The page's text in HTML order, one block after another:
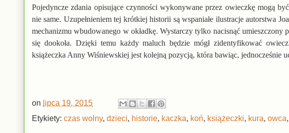
Pojedyncze zdania opisujące czynności wykonywane przez owieczkę mogą
nie same. Uzupełnieniem tej krótkiej historii są wspaniałe ilustracje autorstwa
mechanizmu wbudowanego w okładkę. Wystarczy tylko nacisnąć
się dookoła. Dzięki temu każdy maluch będzie mógł zidentyfikować
książeczka Anny Wiśniewskiej jest kolejną pozycją, która bawiąc, jednocześnie
on lipca 19, 2015
Etykiety: czas wolny, dzieci, historie, kaczka, koń, książeczki, kura, owca,